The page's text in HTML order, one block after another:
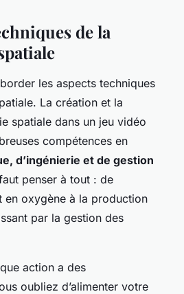
de la
les aspects techniques
La création et la
spatiale dans un jeu vidéo
compétences en
d’ingénierie et de gestion
penser à tout : de
en oxygène à la production
par la gestion des
action a des
oubliez d’alimenter votre